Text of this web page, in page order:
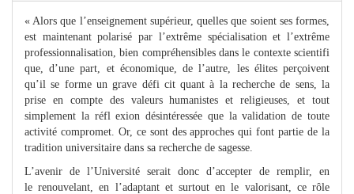
« Alors que l’enseignement supérieur, quelles que soient ses formes,
est maintenant polarisé par l’extrême spécialisation et l’extrême
professionnalisation, bien compréhensibles dans le contexte scientifi
que, d’une part, et économique, de l’autre, les élites perçoivent
qu’il se forme un grave défi cit quant à la recherche de sens, la
prise en compte des valeurs humanistes et religieuses, et tout
simplement la réfl exion désintéressée que la validation de toute
activité compromet. Or, ce sont des approches qui font partie de la
tradition universitaire dans sa recherche de sagesse.
L’avenir de l’Université serait donc d’accepter de remplir, en
le renouvelant, en l’adaptant et surtout en le valorisant, ce rôle